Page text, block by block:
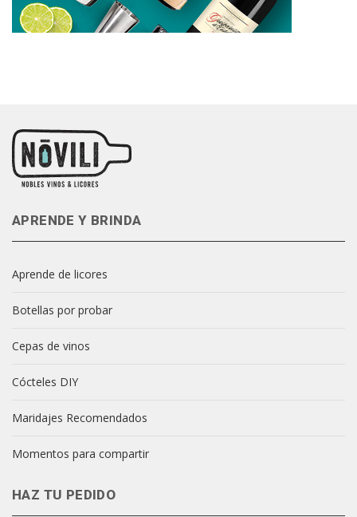
APRENDE Y BRINDA
Aprende de licores
Botellas por probar
Cepas de vinos
Cócteles DIY
Maridajes Recomendados
Momentos para compartir
HAZ TU PEDIDO